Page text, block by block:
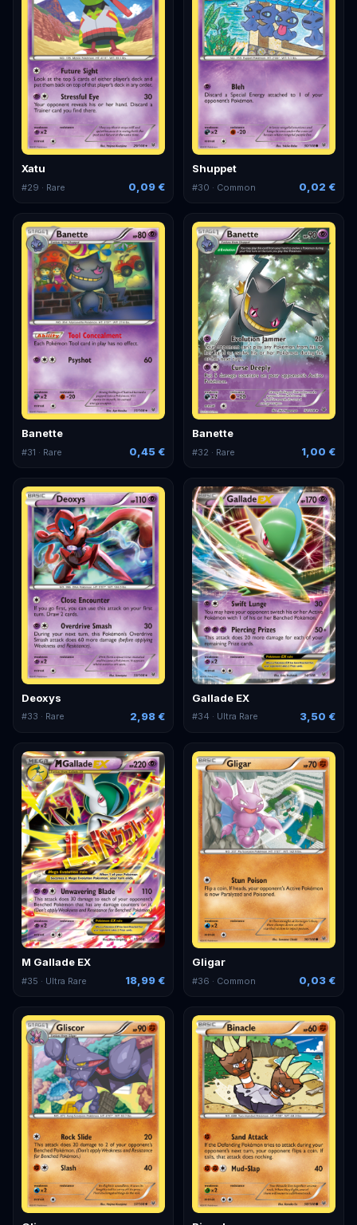
Xatu
#29 · Rare 0,09 €
Shuppet
#30 · Common 0,02 €
Banette
#31 · Rare 0,45 €
Banette
#32 · Rare 1,00 €
Deoxys
#33 · Rare 2,98 €
Gallade EX
#34 · Ultra Rare 3,50 €
M Gallade EX
#35 · Ultra Rare 18,99 €
Gligar
#36 · Common 0,03 €